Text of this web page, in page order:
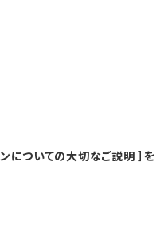
についての大切なご説明 ］を